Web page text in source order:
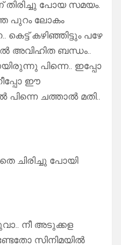
തിരിച്ചു പോയ സമയം.
പുറം ലോകം
കഴിഞ്ഞിട്ടും പഴേ
അവിഹിത ബന്ധം..
പിന്നെ.. ഇപ്പോ
ഈ
ചത്താൽ മതി..
ചിരിച്ചു പോയി
നീ അടുക്കള
സിനിമയിൽ